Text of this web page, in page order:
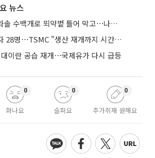
뉴스
초대형 자동 파라솔 수백개로 뙤약볕 틀어 막고⋯나라별 폭염 생존법
일본 강진 사망자 28명⋯TSMC "생산 재개까지 시간 필요해"
이란 공습 재개⋯국제유가 다시 급등
화나요
0
슬퍼요
0
추가취재 원해요
0